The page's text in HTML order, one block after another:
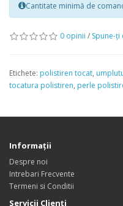
Cantitate minimă de
0 opinii / Spune-ţi
Etichete: polistiren tocat,
tocatura polistiren, perle
Informaţii
Despre noi
Intrebari Frecvente
Termeni si Conditii
Servicii Clienţi